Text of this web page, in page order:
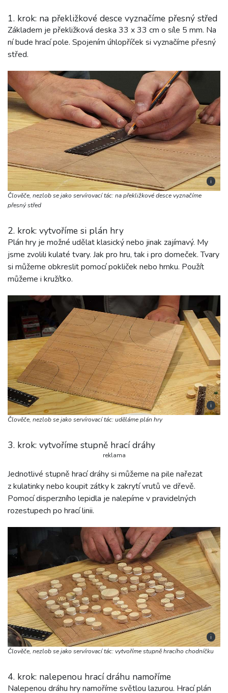
1. krok: na překližkové desce vyznačíme přesný střed
Základem je překližková deska 33 x 33 cm o síle 5 mm. Na
ní bude hrací pole. Spojením úhlopříček si vyznačíme přesný
střed.
i
Člověče, nezlob se jako servírovací tác: na překližkové desce vyznačíme
přesný střed
2. krok: vytvoříme si plán hry
Plán hry je možné udělat klasický nebo jinak zajímavý. My
jsme zvolili kulaté tvary. Jak pro hru, tak i pro domeček. Tvary
si můžeme obkreslit pomocí pokliček nebo hrnku. Použít
můžeme i kružítko.
i
Člověče, nezlob se jako servírovací tác: uděláme plán hry
3. krok: vytvoříme stupně hrací dráhy
reklama
Jednotlivé stupně hrací dráhy si můžeme na pile nařezat
z kulatinky nebo koupit zátky k zakrytí vrutů ve dřevě.
Pomocí disperzního lepidla je nalepíme v pravidelných
rozestupech po hrací linii.
i
Člověče, nezlob se jako servírovací tác: vytvoříme stupně hracího chodníčku
4. krok: nalepenou hrací dráhu namoříme
Nalepenou dráhu hry namoříme světlou lazurou. Hrací plán